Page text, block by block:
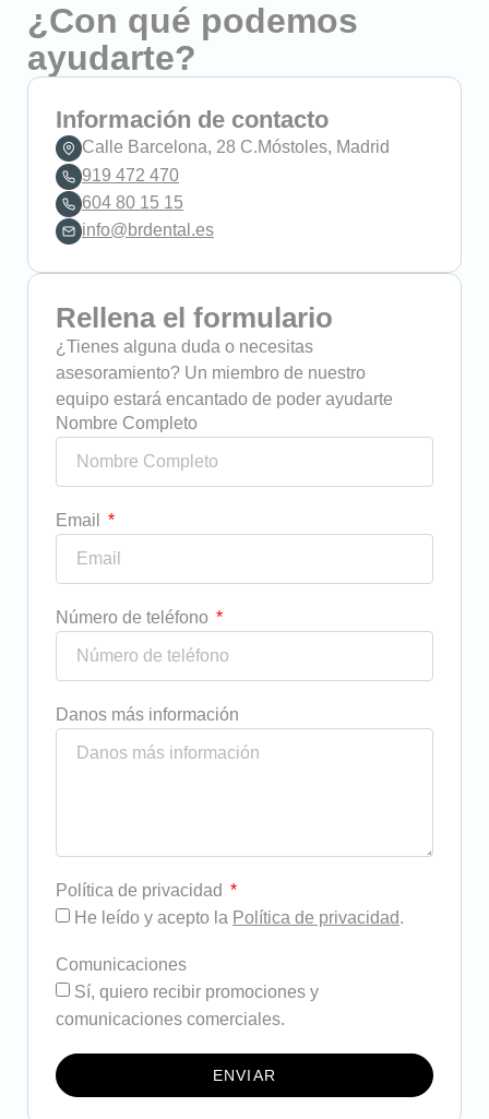
¿Con qué podemos
ayudarte?
Información de contacto
Calle Barcelona, 28 C.Móstoles, Madrid
919 472 470
604 80 15 15
info@brdental.es
Rellena el formulario
¿Tienes alguna duda o necesitas
asesoramiento? Un miembro de nuestro
equipo estará encantado de poder ayudarte
Nombre Completo
Email
Número de teléfono
Danos más información
Política de privacidad
He leído y acepto la Política de privacidad.
Comunicaciones
Sí, quiero recibir promociones y
comunicaciones comerciales.
ENVIAR